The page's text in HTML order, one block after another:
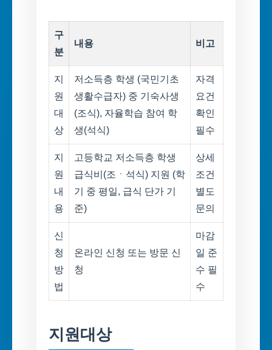
구
분
내용 비고
지
원
대
상
저소득층 학생 (국민기초
생활수급자) 중 기숙사생
(조식), 자율학습 참여 학
생(석식)
자격
요건
확인
필수
지
원
내
용
고등학교 저소득층 학생
급식비(조ㆍ석식) 지원 (학
기 중 평일, 급식 단가 기
준)
상세
조건
별도
문의
신
청
방
법
온라인 신청 또는 방문 신
청
마감
일 준
수 필
수
지원대상